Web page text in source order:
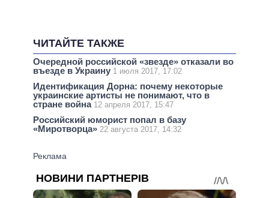
ЧИТАЙТЕ ТАКЖЕ
Очередной российской «звезде» отказали во
въезде в Украину 1 июля 2017, 17:02
Идентификация Дорна: почему некоторые
украинские артисты не понимают, что в
стране война 12 апреля 2017, 15:47
Российский юморист попал в базу
«Миротворца» 22 августа 2017, 14:32